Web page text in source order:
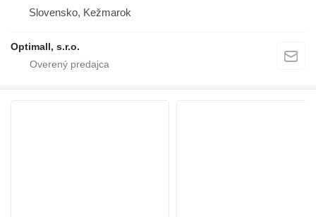
Slovensko, Kežmarok
Optimall, s.r.o.